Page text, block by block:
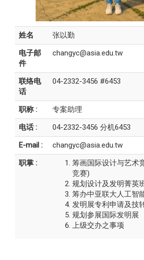
姓名
张以勤
电子邮
件
changyc@asia.edu.tw
联络电
话
04-2332-3456 #6453
职称 :
专案助理
电话 :
04-2332-3456 分机6453
E-mail :
changyc@asia.edu.tw
职掌 :
筹画国际设计与艺术
竞赛)
规划设计及发明菁英
筹办中亚联大人工智
发明展专利申请及技
规划参展国际发明展
上级交办之事项